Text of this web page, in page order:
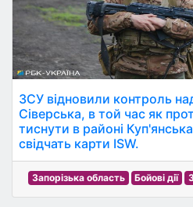
ЗСУ відновили контроль
Сіверська, в той час як
тиснути в районі
свідчать карти ISW.
Запорізька область Бойові дії